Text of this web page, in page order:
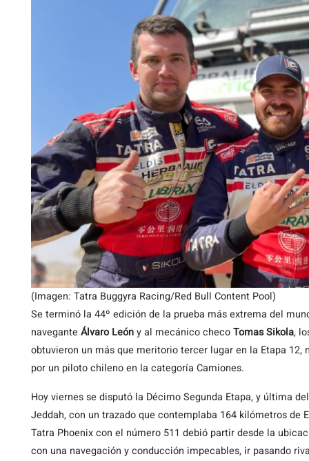
(Imagen: Tatra Buggyra Racing/Red Bull Content Pool)
Se terminó la 44º edición de la prueba más extrema del
navegante Álvaro Leóny al mecánico checoTomas Sikola,
obtuvieron un más que meritorio tercer lugar en la Etapa
por un piloto chileno en la categoría Camiones.
Hoy viernes se disputó la Décimo Segunda Etapa, y última
Jeddah, con un trazado que contemplaba 164 kilómetros de
Tatra Phoenix con el número 511 debió partir desde la
con una navegación y conducción impecables, ir pasando